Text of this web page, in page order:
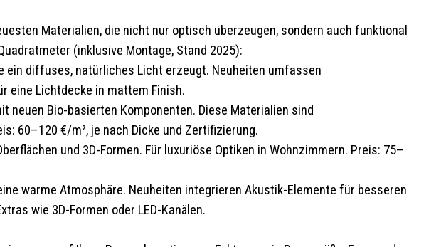
Materialien, die nicht nur optisch überzeugen, sondern auch funktional
(inklusive Montage, Stand 2025):
ein diffuses, natürliches Licht erzeugt. Neuheiten umfassen
eine Lichtdecke in mattem Finish.
neuen Bio-basierten Komponenten. Diese Materialien sind
60–120 €/m², je nach Dicke und Zertifizierung.
und 3D-Formen. Für luxuriöse Optiken in Wohnzimmern. Preis: 75–
warme Atmosphäre. Neuheiten integrieren Akustik-Elemente für besseren
wie 3D-Formen oder LED-Kanälen.